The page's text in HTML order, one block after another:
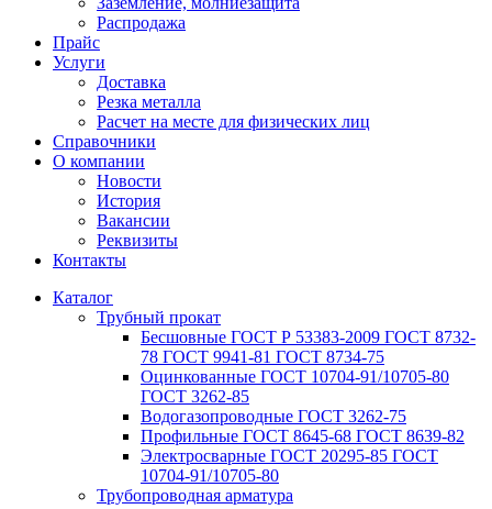
Распродажа
Прайс
Услуги
Доставка
Резка металла
Расчет на месте для физических лиц
Справочники
О компании
Новости
История
Вакансии
Реквизиты
Контакты
Каталог
Трубный прокат
Беcшовные ГОСТ Р 53383-2009 ГОСТ 8732-
78 ГОСТ 9941-81 ГОСТ 8734-75
Оцинкованные ГОСТ 10704-91/10705-80
ГОСТ 3262-85
Водогазопроводные ГОСТ 3262-75
Профильные ГОСТ 8645-68 ГОСТ 8639-82
Электросварные ГОСТ 20295-85 ГОСТ
10704-91/10705-80
Трубопроводная арматура